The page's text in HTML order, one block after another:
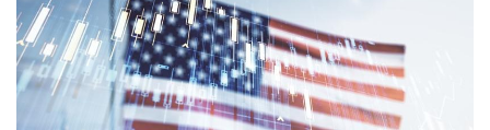
SLIMME
ASSISTENT
NAAR
DIGITALE
COLLEGA